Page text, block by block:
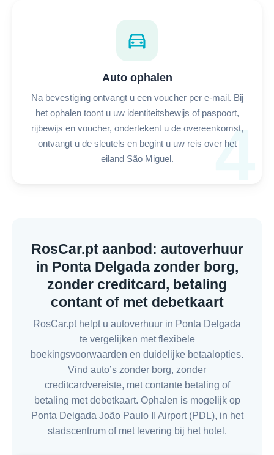
4
directions_car
Auto ophalen
Na bevestiging ontvangt u een voucher per e-mail. Bij
het ophalen toont u uw identiteitsbewijs of paspoort,
rijbewijs en voucher, ondertekent u de overeenkomst,
ontvangt u de sleutels en begint u uw reis over het
eiland São Miguel.
RosCar.pt aanbod: autoverhuur
in Ponta Delgada zonder borg,
zonder creditcard, betaling
contant of met debetkaart
RosCar.pt helpt u autoverhuur in Ponta Delgada
te vergelijken met flexibele
boekingsvoorwaarden en duidelijke betaalopties.
Vind auto’s zonder borg, zonder
creditcardvereiste, met contante betaling of
betaling met debetkaart. Ophalen is mogelijk op
Ponta Delgada João Paulo II Airport (PDL), in het
stadscentrum of met levering bij het hotel.